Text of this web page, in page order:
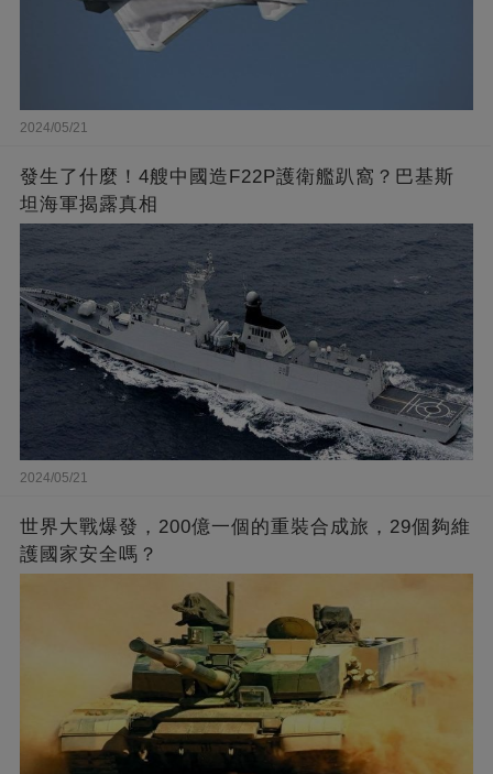
2024/05/21
發生了什麼！4艘中國造F22P護衛艦趴窩？巴基斯
坦海軍揭露真相
2024/05/21
世界大戰爆發，200億一個的重裝合成旅，29個夠維
護國家安全嗎？